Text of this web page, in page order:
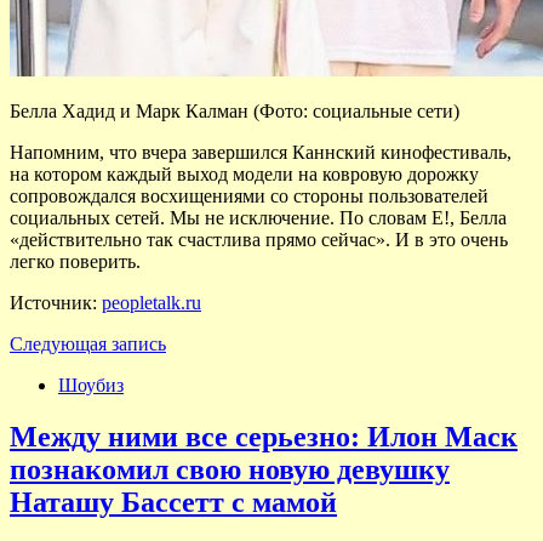
Белла Хадид и Марк Калман (Фото: социальные сети)
Напомним, что вчера завершился Каннский кинофестиваль,
на котором каждый выход модели на ковровую дорожку
сопровождался восхищениями со стороны пользователей
социальных сетей. Мы не исключение. По словам E!, Белла
«действительно так счастлива прямо сейчас». И в это очень
легко поверить.
Источник: peopletalk.ru
Следующая запись
Шоубиз
Между ними все серьезно: Илон Маск
познакомил свою новую девушку
Наташу Бассетт с мамой